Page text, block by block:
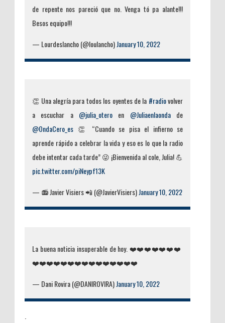
de repente nos pareció que no. Venga tó pa alante!!!
Besos equipo!!!
— Lourdeslancho (@loulancho)January 10, 2022
👏 Una alegría para todos los oyentes de la #radiovolver
a escuchar a @julia_otero en @Juliaenlaondade
@OndaCero_es 👏 “Cuando se pisa el infierno se
aprende rápido a celebrar la vida y eso es lo que la radio
debe intentar cada tarde” 😜 ¡Bienvenida al cole, Julia! 💪
pic.twitter.com/piNeypf13K
— 📻 Javier Visiers 📲 (@JavierVisiers)January 10, 2022
La buena noticia insuperable de hoy. ❤️❤️❤️❤️❤️❤️❤️
❤️❤️❤️❤️❤️❤️❤️❤️❤️❤️❤️❤️❤️❤️❤️
— Dani Rovira (@DANIROVIRA)January 10, 2022
.